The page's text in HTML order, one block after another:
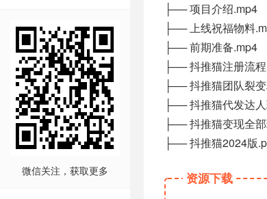
微信关注，获取更多
├── 项目介绍.mp4
├── 上线祝福物料
├── 前期准备.mp4
├── 抖推猫注册流
├── 抖推猫团队裂
├── 抖推猫代发达
├── 抖推猫变现全
├── 抖推猫2024版
资源下载